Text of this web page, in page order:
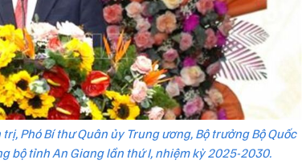
Phó Bí thư Quân ủy Trung ương, Bộ trưởng Bộ Quốc
bộ tỉnh An Giang lần thứ I, nhiệm kỳ 2025-2030.